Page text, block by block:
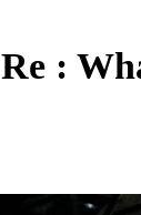
Re :